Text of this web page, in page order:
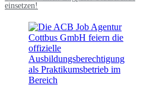
einsetzen!